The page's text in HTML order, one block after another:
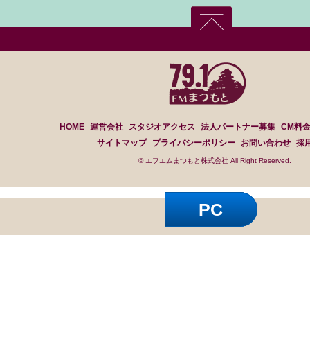
HOME 運営会社 スタジオアクセス 法人パートナー募集 CM料
サイトマップ
プライバシーポリシー お問い合わせ 採
© エフエムまつもと株式会社 All Right Reserved.
PC